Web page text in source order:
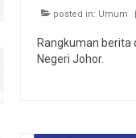
posted in: Umum |
Rangkuman berita
Negeri Johor.